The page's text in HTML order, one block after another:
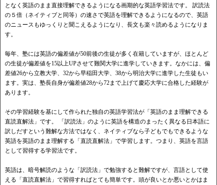
となく英語のまま直接理解できるようになる画期的な英語学習法です。 訳読法
の５倍（ネイティブと同等）の速さで英語を理解できるようになるので、英語
のニュースもゆっくりと聞こえるようになり、長文も楽々読めるようになりま
す。
毎年、塾には英語の偏差値が50前後の生徒が多く在籍していますが、ほとんど
の生徒が偏差値を15以上UPさせて難関大学に進学していきます。なかには、偏
差値26から立教大学、32から早稲田大学、38から明治大学に進学した生徒もい
ます。実は、塾長自身が偏差値28から72まで上げて慶応大学に合格した経験が
あります。
その学習経験を基にして作られた独自の英語学習法が「英語のまま理解できる
直読直解法」です。 「訳読法」のように英語を構造のまったく異なる日本語に
訳しだすという難解な方法ではなく、ネイティブなら子どもでもできるような
英語を英語のまま理解する「直読直解法」で学習します。つまり、英語を言語
として習得する学習法です。
英語は、暗号解読のような「訳読法」で勉強すると難解ですが、言語として使
える「直読直解法」で習得すればとても簡単です。頭が良いとか悪いとかはま